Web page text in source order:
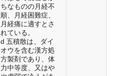
ちなものの月経不
順、月経困難症、
月経痛に適すとさ
れている。
d 五積散は、ダイ
オウを含む漢方処
方製剤であり、体
力中等度、又はや